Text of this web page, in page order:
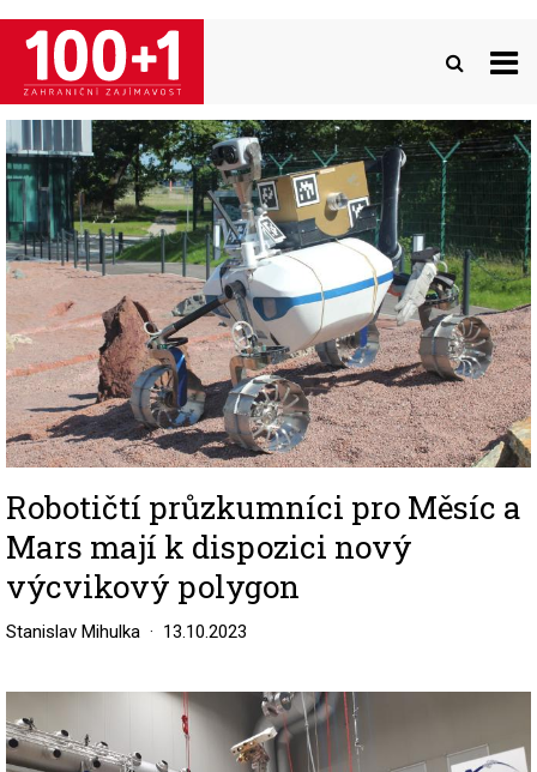
Přejít
hlavnímu
obsahu
Image
Robotičtí průzkumníci pro Měsíc a
Mars mají k dispozici nový
výcvikový polygon
Stanislav Mihulka 13.10.2023